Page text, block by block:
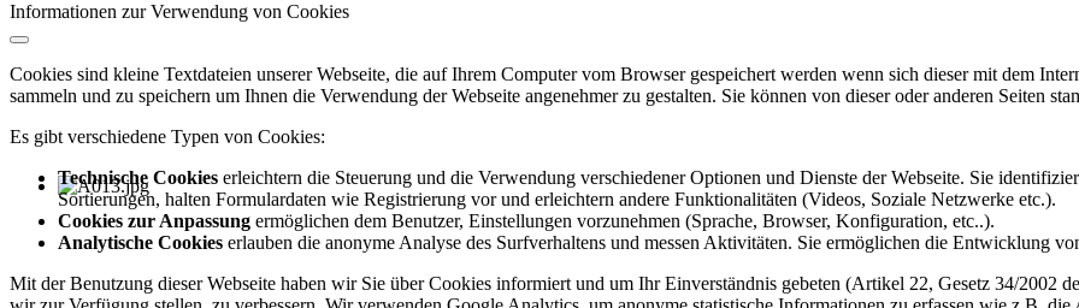
Informationen zur Verwendung von Cookies
Cookies sind kleine Textdateien unserer Webseite, die auf Ihrem Computer vom Browser gespeichert werden wenn sich dieser mit dem
sammeln und zu speichern um Ihnen die Verwendung der Webseite angenehmer zu gestalten. Sie können von dieser oder anderen Seiten
Es gibt verschiedene Typen von Cookies:
Technische Cookies erleichtern die Steuerung und die Verwendung verschiedener Optionen und Dienste der Webseite. Sie
Sortierungen, halten Formulardaten wie Registrierung vor und erleichtern andere Funktionalitäten (Videos, Soziale Netzwerke etc.).
Cookies zur Anpassung ermöglichen dem Benutzer, Einstellungen vorzunehmen (Sprache, Browser, Konfiguration, etc..).
Analytische Cookies erlauben die anonyme Analyse des Surfverhaltens und messen Aktivitäten. Sie ermöglichen die Entwicklung
Mit der Benutzung dieser Webseite haben wir Sie über Cookies informiert und um Ihr Einverständnis gebeten (Artikel 22, Gesetz 34/2002